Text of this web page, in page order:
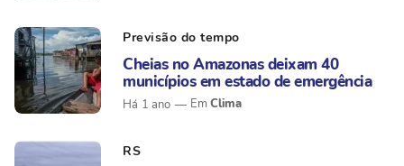
Previsão do tempo
Cheias no Amazonas deixam 40
municípios em estado de emergência
Há 1 ano Clima
RS